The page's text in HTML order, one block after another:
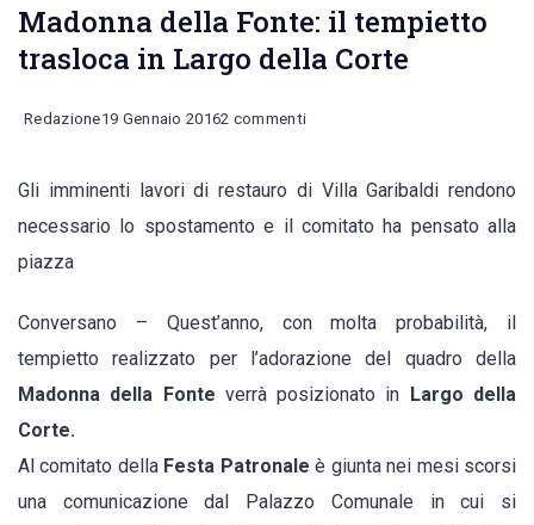
Madonna della Fonte: il tempietto
trasloca in Largo della Corte
Redazione19 Gennaio 20162 commentisu
della
Fonte:
trasloca
in
Largo
Corte
Gli imminenti lavori di restauro di Villa Garibaldi rendono
necessario lo spostamento e il comitato ha pensato alla
piazza
Conversano – Quest’anno, con molta probabilità, il
tempietto realizzato per l’adorazione del quadro della
Madonna della Fonte verrà posizionato in
Largo della
Corte.
Al comitato della Festa Patronale è giunta nei mesi scorsi
una comunicazione dal Palazzo Comunale in cui si